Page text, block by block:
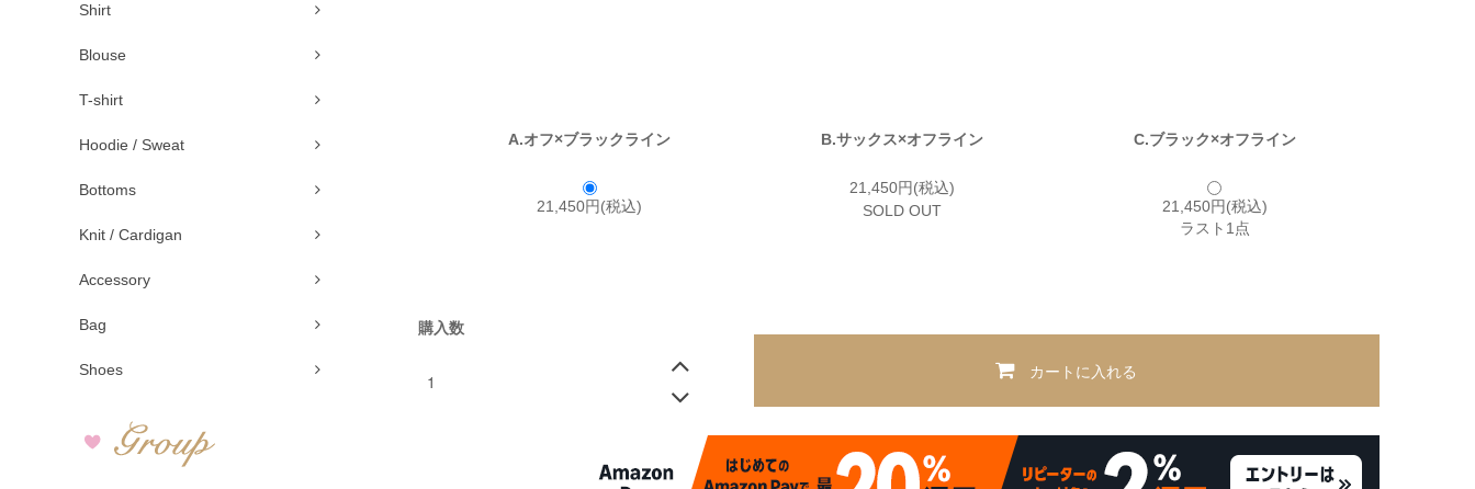
Shirt
Blouse
T-shirt
Hoodie / Sweat
Bottoms
Knit / Cardigan
Accessory
Bag
Shoes
A.オフ×ブラックライン B.サックス×オフライン C.ブラック×オフライン
21,450円(税込)
21,450円(税込)
SOLD OUT
21,450円(税込)
ラスト1点
購入数
カートに入れる